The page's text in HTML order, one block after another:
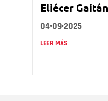
Eliécer Gaitán
04•09•2025
LEER MÁS